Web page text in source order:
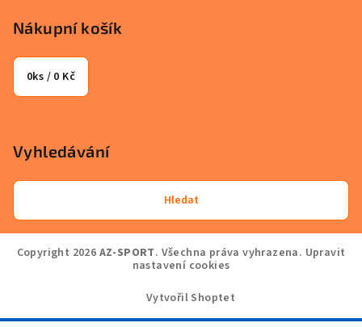
Nákupní košík
0ks / 0 Kč
Vyhledávání
Hledat
Copyright 2026 AZ-SPORT. Všechna práva vyhrazena. Upravit
nastavení cookies
Vytvořil Shoptet